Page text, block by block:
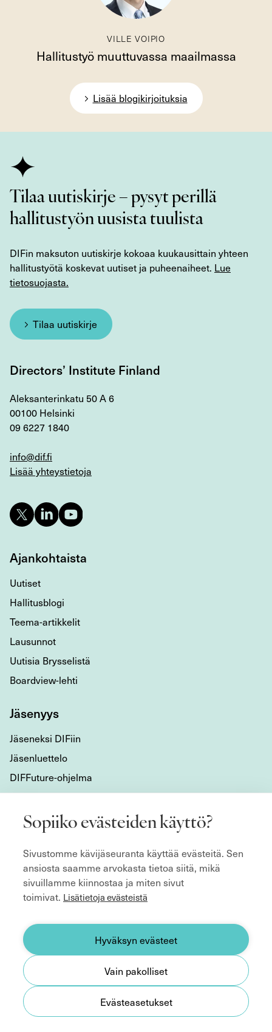
Sopiiko evästeiden käyttö?
Sivustomme kävijäseuranta käyttää evästeitä. Sen
ansiosta saamme arvokasta tietoa siitä, mikä
sivuillamme kiinnostaa ja miten sivut
toimivat. Lisätietoja evästeistä
Hyväksyn evästeet
Vain pakolliset
Evästeasetukset
VILLE VOIPIO
Hallitustyö muuttuvassa maailmassa
Lisää blogikirjoituksia
Tilaa uutiskirje – pysyt perillä
hallitustyön uusista tuulista
DIFin maksuton uutiskirje kokoaa kuukausittain yhteen
hallitustyötä koskevat uutiset ja puheenaiheet. Lue
tietosuojasta.
Tilaa uutiskirje
Directors’ Institute Finland
Aleksanterinkatu 50 A 6
00100 Helsinki
09 6227 1840
info@dif.fi
Lisää yhteystietoja
Ajankohtaista
Uutiset
Hallitusblogi
Teema-artikkelit
Lausunnot
Uutisia Brysselistä
Boardview-lehti
Jäsenyys
Jäseneksi DIFiin
Jäsenluettelo
DIFFuture-ohjelma
Tietoa meistä
Mikä DIF on?
Organisaatio
Hyvän hallitustyön kulmakivet
Säännöt
Etsitkö hallitusjäsentä?
Yhteystiedot
Medialle